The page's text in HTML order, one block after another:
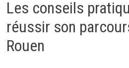
Les conseils
réussir son
Rouen